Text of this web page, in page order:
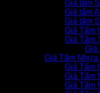
Giá tấm
Giá tấm
Giá tấm
Giá Tấm
Giá Tấm
Giá
Giá Tấm
Giá Tấm
Giá Tấm
Giá Tấm